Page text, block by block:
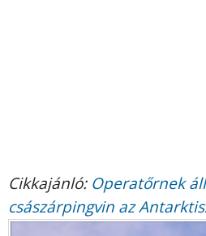
Cikkajánló: Operatőrnek
császárpingvin az